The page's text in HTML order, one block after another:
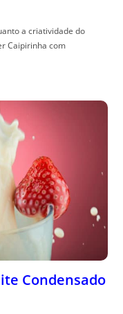
a criatividade do
Caipirinha com
Condensado